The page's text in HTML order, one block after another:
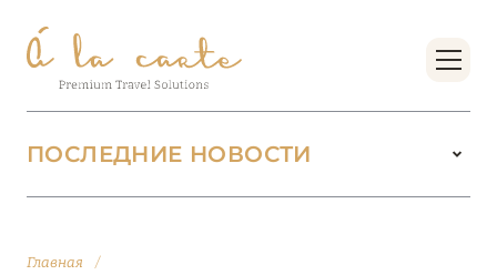
Главная /
ПОСЛЕДНИЕ НОВОСТИ
БУТИК-КУРОРТЫ МАЛЬДИВСКИХ ОСТРОВОВ